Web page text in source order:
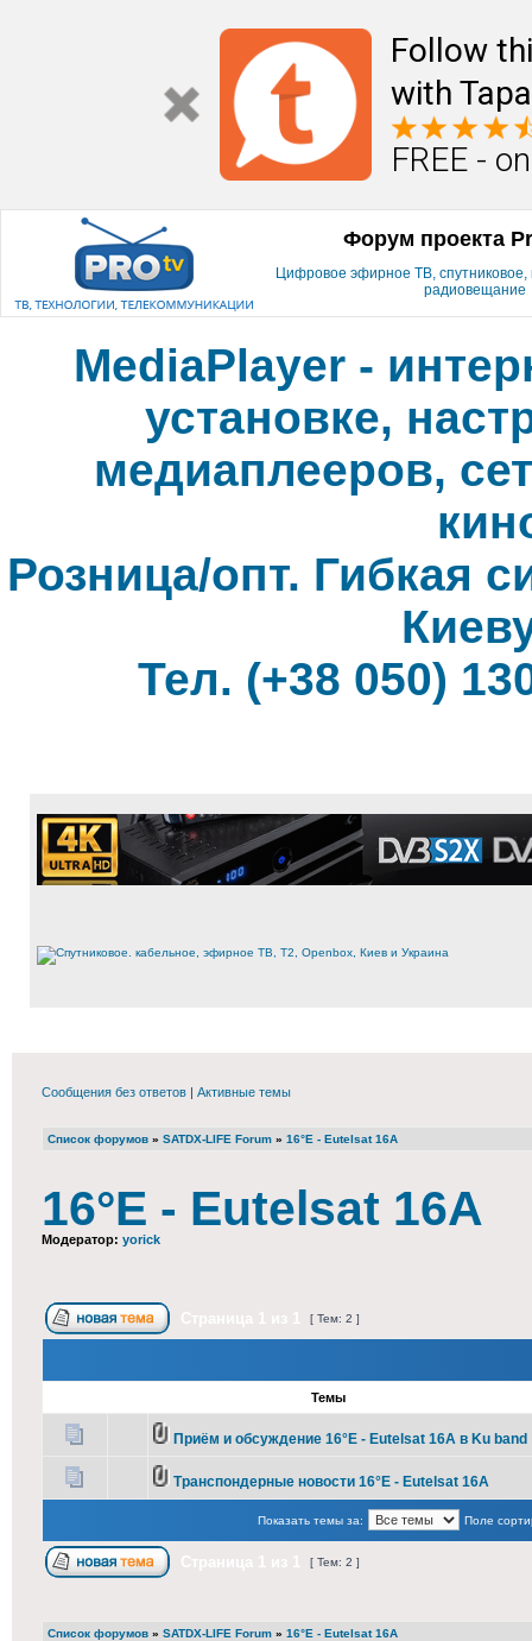
Follow
with
FREE -
Форум проекта
Цифровое эфирное ТВ, спутниковое,
радиовещание
MediaPlayer -
установке,
медиаплееров,
Розница/опт. Гибкая
Тел. (+38 050)
Сообщения без ответов | Активные темы
Список форумов » SATDX-LIFE Forum » 16°E - Eutelsat 16A
16°E - Eutelsat 16A
Модератор: yorick
[ Тем: 2 ]
Темы
Приём и обсуждение 16°E - Eutelsat 16A в Ku band
Транспондерные новости 16°E - Eutelsat 16A
Показать темы за: Поле
[ Тем: 2 ]
Список форумов » SATDX-LIFE Forum » 16°E - Eutelsat 16A